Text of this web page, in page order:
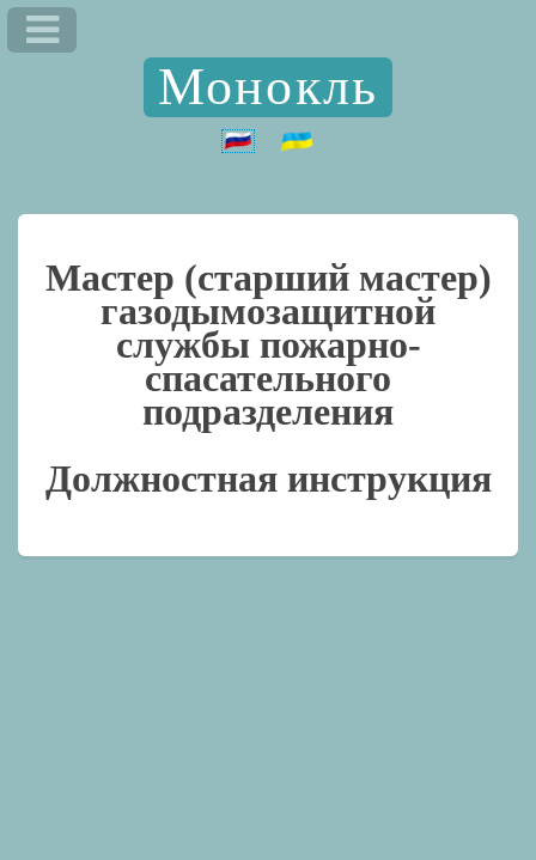
Монокль
Мастер (старший мастер)
газодымозащитной
службы пожарно-
спасательного
подразделения
Должностная инструкция